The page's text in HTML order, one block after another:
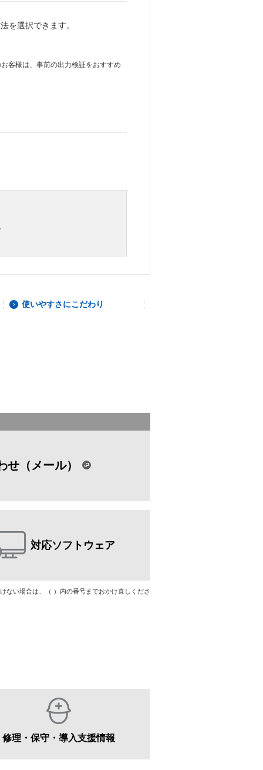
を選択できます。
客様は、事前の出力検証をおすすめ
使いやすさにこだわり
せ（メール）
対応ソフトウェア
ない場合は、（ ）内の番号までおかけ直しくださ
修理・保守・導入支援情報